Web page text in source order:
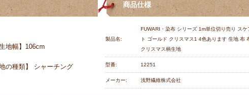
シャーチング
商品仕様
製品名:
FUWARI・染布 シリーズ 1m単位切り売り スケ
ト ゴールド クリスマス1 4色あります 生地 布
クリスマス柄生地
型番: 12251
メーカー: 浅野繊維株式会社